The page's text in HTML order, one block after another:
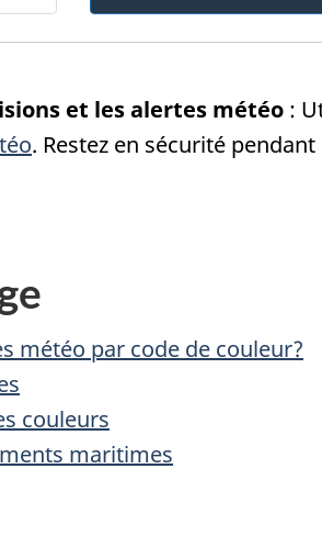
et les alertes météo :
. Restez en sécurité
météo par code de couleur?
couleurs
maritimes